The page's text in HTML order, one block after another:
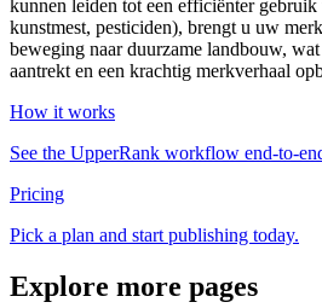
kunnen leiden tot een efficiënter
kunstmest, pesticiden), brengt u uw
beweging naar duurzame landbouw,
aantrekt en een krachtig merkverhaal
How it works
See the UpperRank workflow end-to-
Pricing
Pick a plan and start publishing today.
Explore more pages